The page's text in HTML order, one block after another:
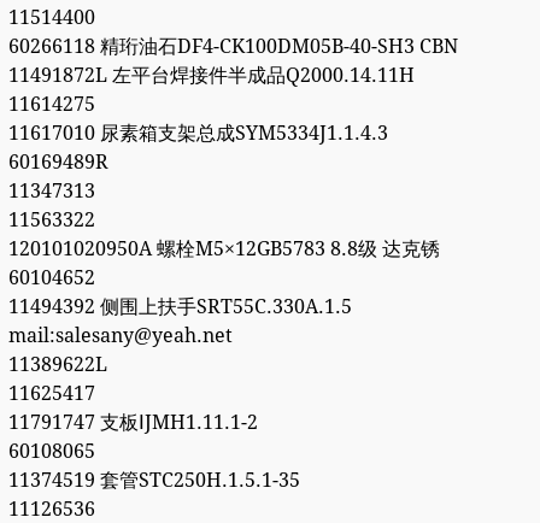
11514400
60266118 精珩油石DF4-CK100DM05B-40-SH3 CBN
11491872L 左平台焊接件半成品Q2000.14.11H
11614275
11617010 尿素箱支架总成SYM5334J1.1.4.3
60169489R
11347313
11563322
120101020950A 螺栓M5×12GB5783 8.8级 达克锈
60104652
11494392 侧围上扶手SRT55C.330A.1.5
mail:salesany@yeah.net
11389622L
11625417
11791747 支板ⅠJMH1.11.1-2
60108065
11374519 套管STC250H.1.5.1-35
11126536